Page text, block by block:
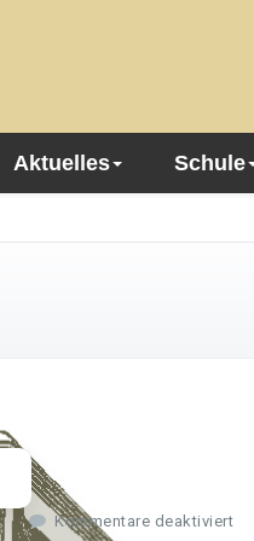
Aktuelles Schule
Kommentare deaktiviert